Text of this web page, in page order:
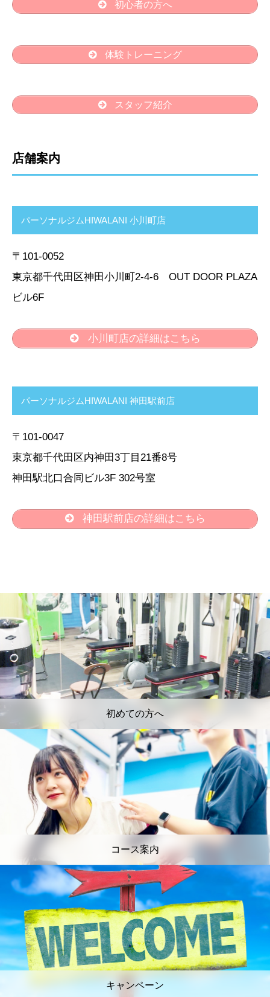
初心者の方へ
体験トレーニング
スタッフ紹介
店舗案内
パーソナルジムHIWALANI 小川町店
〒101-0052
東京都千代田区神田小川町2-4-6 OUT DOOR PLAZA
ビル6F
小川町店の詳細はこちら
パーソナルジムHIWALANI 神田駅前店
〒101-0047
東京都千代田区内神田3丁目21番8号
神田駅北口合同ビル3F 302号室
神田駅前店の詳細はこちら
初めての方へ
コース案内
キャンペーン